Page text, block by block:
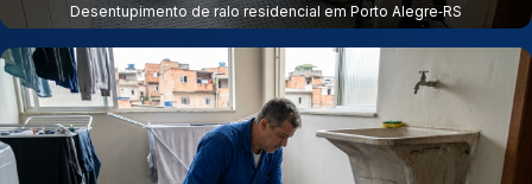
Desentupimento de ralo residencial em Porto Alegre‑RS